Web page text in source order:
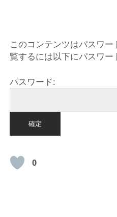
このコンテンツはパスワ
覧するには以下にパスワー
パスワード:
0